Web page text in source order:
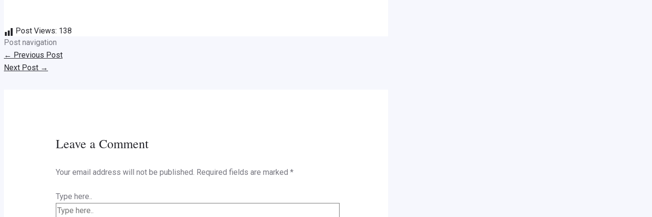
Post Views: 138
Post navigation
← Previous Post
Next Post →
Leave a Comment
Your email address will not be published. Required fields are marked *
Type here..